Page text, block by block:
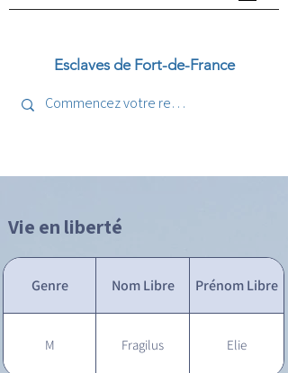
Esclaves de Fort-de-France
Vie en liberté
Genre Nom Libre Prénom Libre
M Fragilus Elie